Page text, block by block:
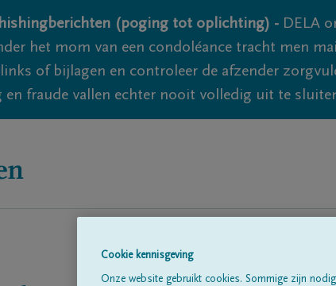
(poging tot oplichting) - DELA
het mom van een condoléance tracht men
of bijlagen en controleer de afzender
fraude vallen echter nooit volledig uit te
Cookie kennisgeving
Onze website gebruikt cookies. Sommige zijn